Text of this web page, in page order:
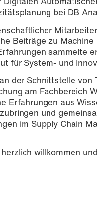
bei DB
Beiträge zu
sammelte
für System- und
der Schnittstelle von
am Fachbereich
Erfahrungen aus
und
im Supply Chain
willkommen